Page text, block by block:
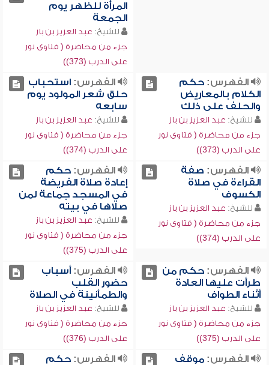
المرأة للظهر يوم
الجمعة
للشيخ: عبد العزيز بن باز
جزء من محاضرة ( فتاوى نور
على الدرب (373))
الفهرس:حكم
الكلام بالمعاريض
والحلف على ذلك
للشيخ: عبد العزيز بن باز
جزء من محاضرة ( فتاوى نور
على الدرب (373))
الفهرس:استحباب
حلق شعر المولود يوم
سابعه
للشيخ: عبد العزيز بن باز
جزء من محاضرة ( فتاوى نور
على الدرب (374))
الفهرس: صفة
القراءة في صلاة
الكسوف
للشيخ: عبد العزيز بن باز
جزء من محاضرة ( فتاوى نور
على الدرب (374))
الفهرس:حكم
إعادة صلاة الفريضة
في المسجد جماعة لمن
صلاها في بيته
للشيخ: عبد العزيز بن باز
جزء من محاضرة ( فتاوى نور
على الدرب (375))
الفهرس:حكم من
طرأت عليها العادة
أثناء الطواف
للشيخ: عبد العزيز بن باز
جزء من محاضرة ( فتاوى نور
على الدرب (375))
الفهرس:أسباب
حضور القلب
والطمأنينة في الصلاة
للشيخ: عبد العزيز بن باز
جزء من محاضرة ( فتاوى نور
على الدرب (376))
الفهرس:موقف
الفهرس:حكم